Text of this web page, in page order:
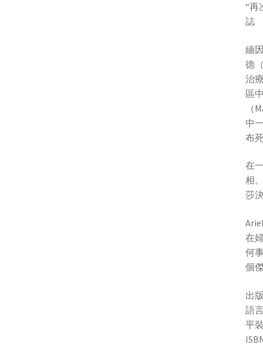
“再
誌
緬
德
治
區
（
中
布
在
相
莎
在
何
個
出
語
平